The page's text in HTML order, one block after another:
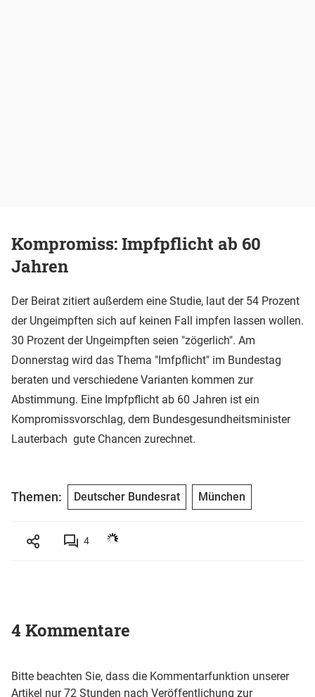
Kompromiss: Impfpflicht ab 60
Jahren
Der Beirat zitiert außerdem eine Studie, laut der 54 Prozent
der Ungeimpften sich auf keinen Fall impfen lassen wollen.
30 Prozent der Ungeimpften seien "zögerlich". Am
Donnerstag wird das Thema "Imfpflicht" im Bundestag
beraten und verschiedene Varianten kommen zur
Abstimmung. Eine Impfpflicht ab 60 Jahren ist ein
Kompromissvorschlag, dem Bundesgesundheitsminister
Lauterbach gute Chancen zurechnet.
Themen: Deutscher Bundesrat München
4
4 Kommentare
Bitte beachten Sie, dass die Kommentarfunktion unserer
Artikel nur 72 Stunden nach Veröffentlichung zur